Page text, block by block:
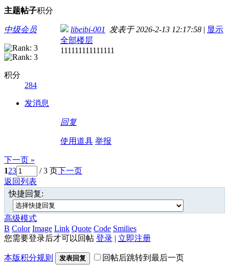
主题帖子积分
中级会员
积分
284
发消息
libeibi-001 发表于 2026-2-13 12:17:58 | 显示
全部楼层
111111111111111
回复
使用道具 举报
下一页 »
123 / 3 页下一页
返回列表
快捷回复:
高级模式
B Color Image Link Quote Code Smilies
您需要登录后才可以回帖 登录 | 立即注册
本版积分规则 发表回复 回帖后跳转到最后一页